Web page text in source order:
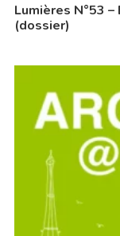
Lumières N°53
(dossier)